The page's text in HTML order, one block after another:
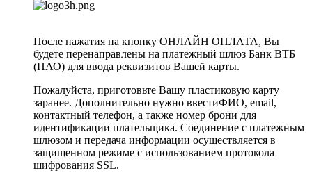
После нажатия на кнопку ОНЛАЙН ОПЛАТА, Вы
будете перенаправлены на платежный шлюз Банк ВТБ
(ПАО) для ввода реквизитов Вашей карты.
Пожалуйста, приготовьте Вашу пластиковую карту
заранее. Дополнительно нужно ввестиФИО, email,
контактный телефон, а также номер брони для
идентификации плательщика. Соединение с платежным
шлюзом и передача информации осуществляется в
защищенном режиме с использованием протокола
шифрования SSL.